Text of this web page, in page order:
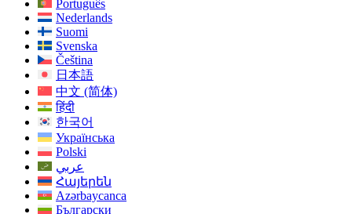
Português
Nederlands
Suomi
Svenska
Čeština
日本語
中文 (简体)
हिंदी
한국어
Українська
Polski
عربي
Հայերեն
Azərbaycanca
Български